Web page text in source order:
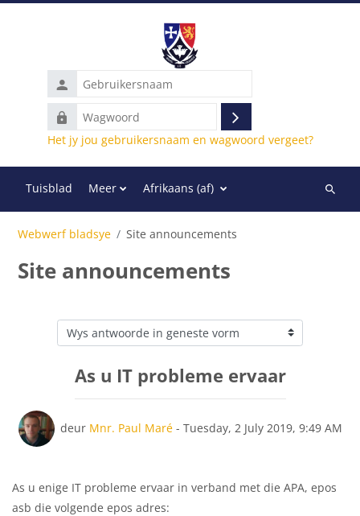
Gebruikersnaam
Wagwoord
Teken
in
Het jy jou gebruikersnaam en wagwoord vergeet?
Tuisblad Meer Afrikaans ‎(af)‎
Soek
Webwerf bladsye Site announcements
Site announcements
V
o
m
o
As u IT probleme ervaar
As u enige IT probleme ervaar in verband met die APA, epos
asb die volgende epos adres:
deur Mnr. Paul Maré- Tuesday, 2 July 2019, 9:49 AM
Getal antwoorde: 0